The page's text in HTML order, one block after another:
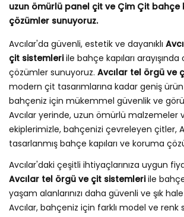
uzun ömürlü panel çit ve Çim Çit bahçe
çözümler sunuyoruz.
Avcılar'da güvenli, estetik ve dayanıklı
çit sistemleriile bahçe kapıları
çözümler sunuyoruz. Avcılar tel örgü ve
modern çit tasarımlarına kadar geniş
bahçeniz için mükemmel güvenlik ve
Avcılar yerinde, uzun ömürlü malzemeler
ekiplerimizle, bahçenizi çevreleyen çitler,
tasarlanmış bahçe kapıları ve koruma
Avcılar'daki çeşitli ihtiyaçlarınıza uygun
Avcılar tel örgü ve çit sistemleriile bahçe
yaşam alanlarınızı daha güvenli ve şık
Avcılar, bahçeniz için farklı model ve renk